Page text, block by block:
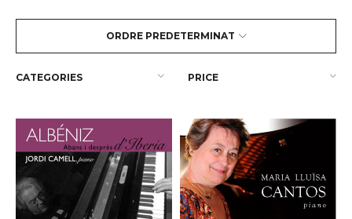
ORDRE PREDETERMINAT
CATEGORIES PRICE